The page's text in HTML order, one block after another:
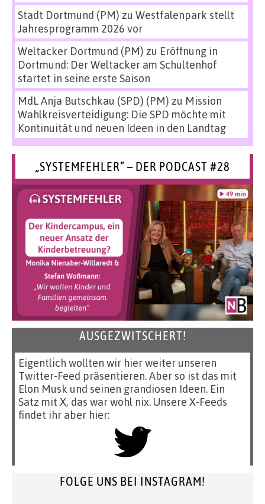
Stadt Dortmund (PM) zu Westfalenpark stellt
Jahresprogramm 2026 vor
Weltacker Dortmund (PM) zu Eröffnung in
Dortmund: Der Weltacker am Schultenhof
startet in seine erste Saison
MdL Anja Butschkau (SPD) (PM) zu Mission
Wahlkreisverteidigung: Die SPD möchte mit
Kontinuität und neuen Ideen in den Landtag
„SYSTEMFEHLER“ – DER PODCAST #28
AUSGEZWITSCHERT!
Eigentlich wollten wir hier weiter unseren
Twitter-Feed präsentieren. Aber so ist das mit
Elon Musk und seinen grandiosen Ideen. Ein
Satz mit X, das war wohl nix. Unsere X-Feeds
findet ihr aber hier:
FOLGE UNS BEI INSTAGRAM!